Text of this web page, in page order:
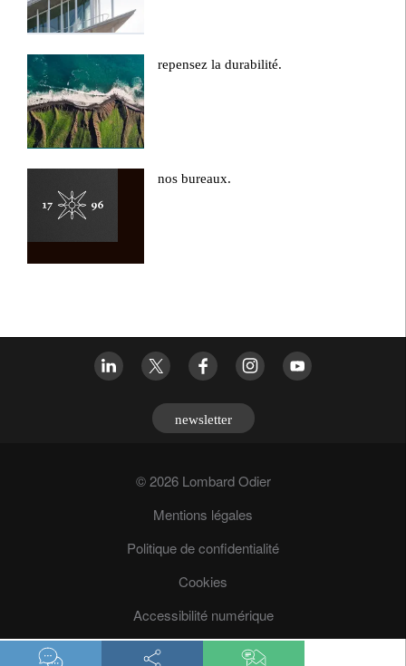
repensez la durabilité.
nos bureaux.
newsletter
© 2026 Lombard Odier
Mentions légales
Politique de confidentialité
Cookies
Accessibilité numérique
Prévention des fraudes